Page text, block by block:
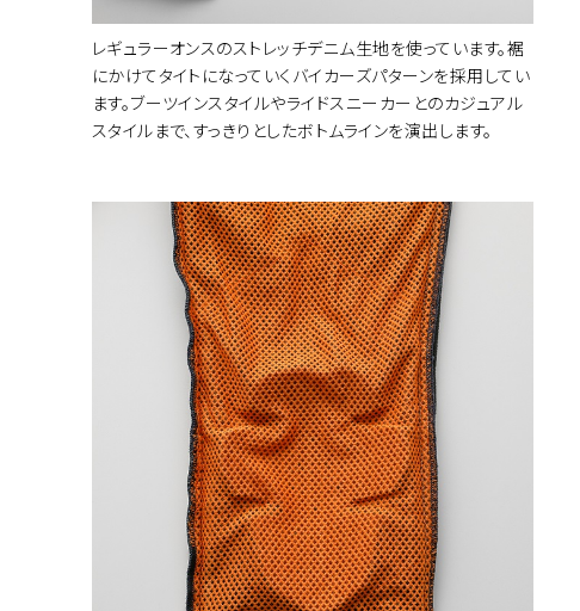
レギュラーオンスのストレッチデニム生地を使っています。裾
にかけてタイトになっていくバイカーズパターンを採用してい
ます。ブーツインスタイルやライドスニーカーとのカジュアル
スタイルまで、すっきりとしたボトムラインを演出します。